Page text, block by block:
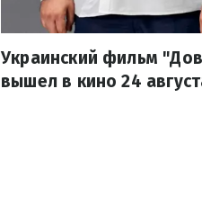
Украинский фильм
вышел в кино 24